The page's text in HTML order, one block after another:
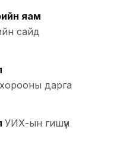
яам
сайд
дарга
УИХ-ын гишүүн